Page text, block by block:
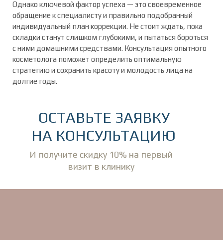
Однако ключевой фактор успеха — это своевременное
обращение к специалисту и правильно подобранный
индивидуальный план коррекции. Не стоит ждать, пока
складки станут слишком глубокими, и пытаться бороться
с ними домашними средствами. Консультация опытного
косметолога поможет определить оптимальную
стратегию и сохранить красоту и молодость лица на
долгие годы.
И получите скидку 10% на первый
визит в клинику
ОСТАВЬТЕ ЗАЯВКУ
НА КОНСУЛЬТАЦИЮ